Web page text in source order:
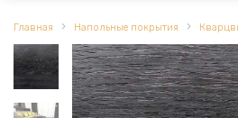
Главная Напольные покрытия